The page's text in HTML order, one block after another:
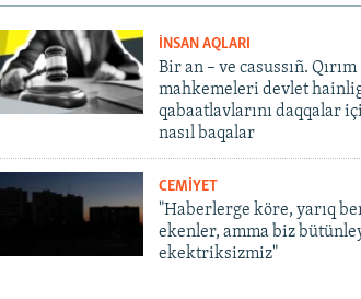
İNSAN AQLARI
Bir an – ve casussıñ. Qırım
mahkemeleri devlet
qabaatlavlarını daqqalar
nasıl baqalar
CEMİYET
"Haberlerge köre, yarıq
ekenler, amma biz
ekektriksizmiz"